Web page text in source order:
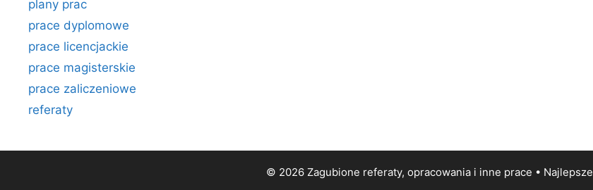
plany prac
prace dyplomowe
prace licencjackie
prace magisterskie
prace zaliczeniowe
referaty
© 2026 Zagubione referaty, opracowania i inne prace • Najlepsze